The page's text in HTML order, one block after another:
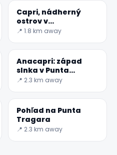
Capri, nádherný
ostrov v
Neapolskom zálive
📍 1.8 km away
Anacapri: západ
slnka v Punta
Carena
📍 2.3 km away
Pohľad na Punta
Tragara
📍 2.3 km away
✕